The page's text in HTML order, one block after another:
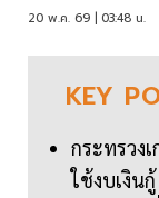
20 พ.ค. 69 | 03:48 น.
KEY
กระทรวง
ใช้งบเงิน